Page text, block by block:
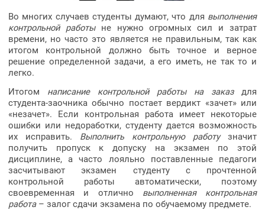
Во многих случаев студенты думают, что для выполнения
контрольной работыне нужно огромных сил и затрат
времени, но часто это является не правильным, так как
итогом контрольной должно быть точное и верное
решение определенной задачи, а его иметь, не так то и
легко.
Итогом написание контрольной работы на заказдля
студента-заочника обычно постает вердикт «зачет» или
«незачет». Если контрольная работа имеет некоторые
ошибки или недоработки, студенту дается возможность
их исправить. Выполнить контрольную работузначит
получить пропуск к допуску на экзамен по этой
дисциплине, а часто лояльно поставленные педагоги
засчитывают экзамен студенту с прочтенной
контрольной работы автоматически, поэтому
своевременная и отлично выполненная контрольная
работа– залог сдачи экзамена по обучаемому предмете.